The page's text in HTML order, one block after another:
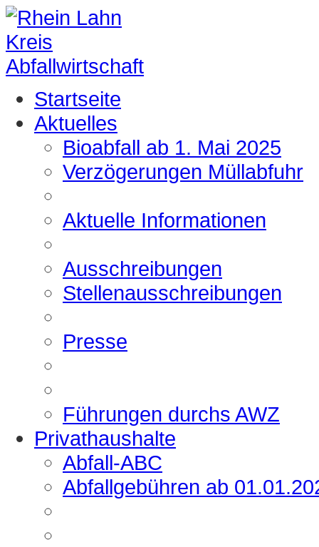
Startseite
Aktuelles
Bioabfall ab 1. Mai 2025
Verzögerungen Müllabfuhr
Aktuelle Informationen
Ausschreibungen
Stellenausschreibungen
Presse
Führungen durchs AWZ
Privathaushalte
Abfall-ABC
Abfallgebühren ab